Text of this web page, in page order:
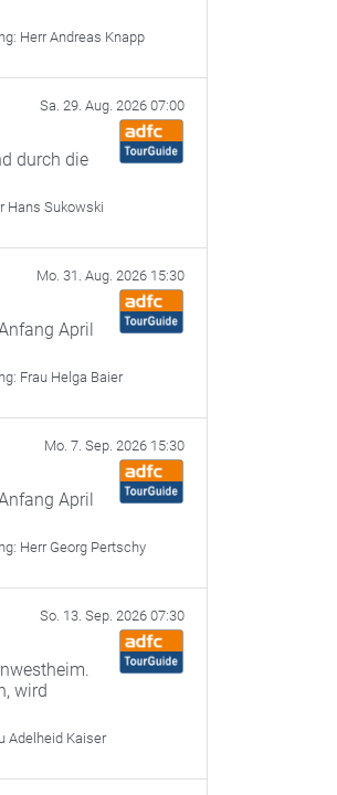
Herr Andreas Knapp
Sa. 29. Aug. 2026 07:00
durch die
Hans Sukowski
Mo. 31. Aug. 2026 15:30
April
Frau Helga Baier
Mo. 7. Sep. 2026 15:30
April
Herr Georg Pertschy
So. 13. Sep. 2026 07:30
wird
Adelheid Kaiser